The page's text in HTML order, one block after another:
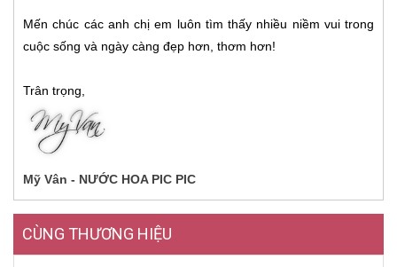
Mến chúc các anh chị em luôn tìm thấy nhiều niềm vui trong
cuộc sống và ngày càng đẹp hơn, thơm hơn!
Trân trọng,
Mỹ Vân - NƯỚC HOA PIC PIC
CÙNG THƯƠNG HIỆU